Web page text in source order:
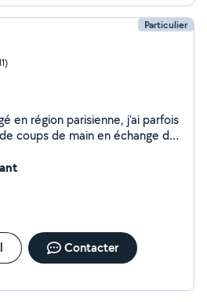
Particulier
en région parisienne, j'ai parfois
coups de main en échange de
Comme les bons voisins de
Contacter